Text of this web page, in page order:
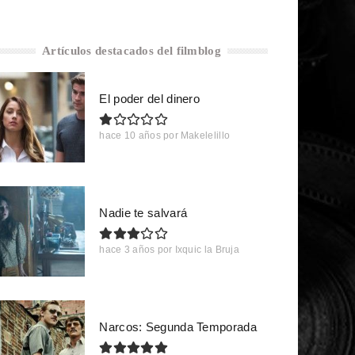
Artículos destacados del filmblog
El poder del dinero
hace 10 años por Makelelillo
Nadie te salvará
hace 3 años por Ixquic la Bruja
Narcos: Segunda Temporada